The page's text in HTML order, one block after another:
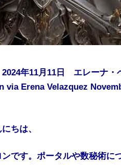
年11月11日 エレーナ・
via Erena Velazquez
ちは、
です。ポータルや数秘術に